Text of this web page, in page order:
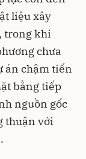
liệu xây
trong khi
chưa
án chậm tiến
bằng tiếp
nguồn gốc
thuận với